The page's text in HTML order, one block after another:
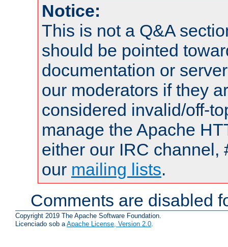
Notice:
This is not a Q&A
should be pointed
documentation or
our moderators if they
considered invalid/off-
manage the Apache
either our IRC channel,
our mailing lists.
Comments are disabled
Copyright 2019 The Apache Software Foundation.
Licenciado sob aApache License, Version 2.0.